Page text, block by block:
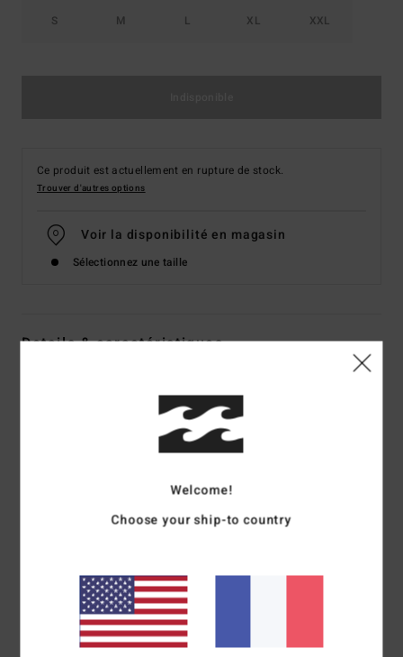
S M L XL XXL
Ce produit est actuellement en rupture de stock.
Trouver d'autres options
Voir la disponibilité en magasin
Sélectionnez une taille
Details & caractéristiques
Code couleur
coton [210 g/m²]
Teinture/délavage : modèle surteint et délavé aux
col rond
Manches :manches courtes
Logotage :Sérigraphie
Welcome!
Choose your ship-to country